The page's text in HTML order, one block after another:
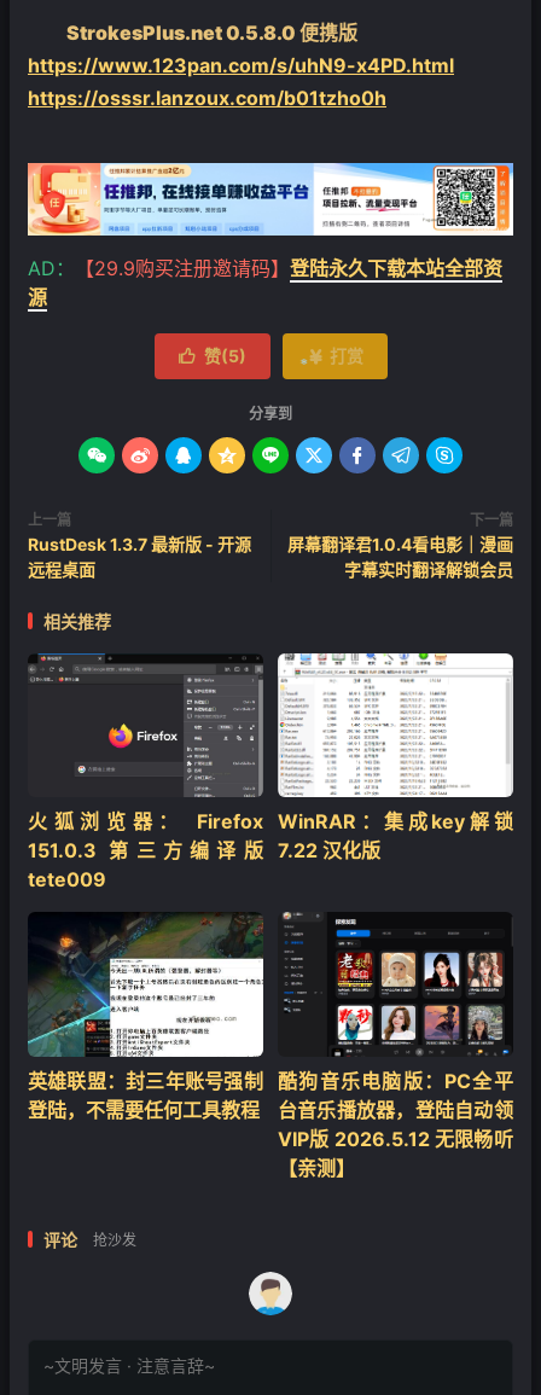
StrokesPlus.net 0.5.8.0 便携版
https://www.123pan.com/s/uhN9-x4PD.html
https://osssr.lanzoux.com/b01tzho0h
AD： 【29.9购买注册邀请码】 登陆永久下载本站全部资
源
 赞(5)  打赏
分享到
        
上一篇
RustDesk 1.3.7 最新版 - 开源
远程桌面
下一篇
屏幕翻译君1.0.4看电影｜漫画
字幕实时翻译解锁会员
相关推荐
火狐浏览器： Firefox
151.0.3 第三方编译版
tete009
WinRAR：集成key解锁
7.22 汉化版
英雄联盟：封三年账号强制
登陆，不需要任何工具教程
酷狗音乐电脑版：PC全平
台音乐播放器，登陆自动领
VIP版 2026.5.12 无限畅听
【亲测】
评论 抢沙发